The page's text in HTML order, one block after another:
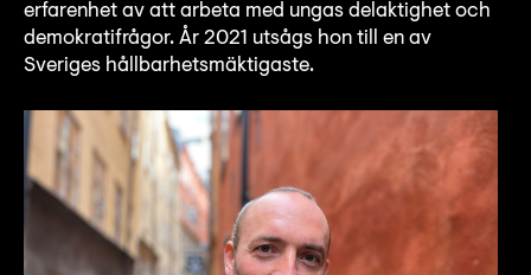
erfarenhet av att arbeta med ungas delaktighet och
demokratifrågor. År 2021 utsågs hon till en av
Sveriges hållbarhetsmäktigaste.